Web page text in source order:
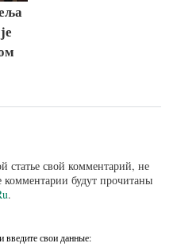
статье свой комментарий, не
будут прочитаны
.
введите свои данные: